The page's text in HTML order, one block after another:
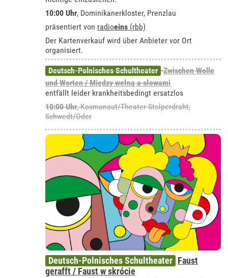
10:00 Uhr, Dominikanerkloster, Prenzlau
präsentiert von radioeins (rbb)
Der Kartenverkauf wird über Anbieter vor Ort
organisiert.
Deutsch-Polnisches Schultheater Zwischen Wolle
und Worten / Między wełną a słowami
entfällt leider krankheitsbedingt ersatzlos
10:00 Uhr,Kosmonaut/Theater Stolperdraht,
Schwedt/Oder
Deutsch-Polnisches Schultheater Faust
gerafft / Faust w skrócie